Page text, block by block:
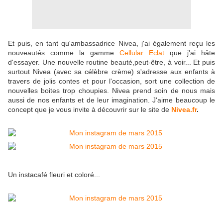
Et puis, en tant qu'ambassadrice Nivea, j'ai également reçu les
nouveautés comme la gamme Cellular Eclat que j'ai hâte
d'essayer. Une nouvelle routine beauté,peut-être, à voir... Et puis
surtout Nivea (avec sa célèbre crème) s'adresse aux enfants à
travers de jolis contes et pour l'occasion, sort une collection de
nouvelles boites trop choupies. Nivea prend soin de nous mais
aussi de nos enfants et de leur imagination. J'aime beaucoup le
concept que je vous invite à découvrir sur le site de Nivea.fr.
Un instacafé fleuri et coloré...